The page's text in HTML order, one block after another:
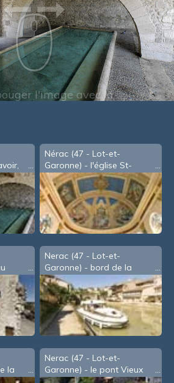
Nérac (47 - Lot-et-
Garonne) - l'église St-
Nicolas
Nerac (47 - Lot-et-
Garonne) - bord de la
Baïse
la
Nerac (47 - Lot-et-
Garonne) - le pont Vieux